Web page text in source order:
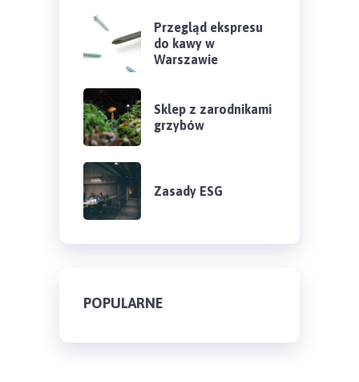
Przegląd ekspresu
do kawy w
Warszawie
Sklep z zarodnikami
grzybów
Zasady ESG
POPULARNE